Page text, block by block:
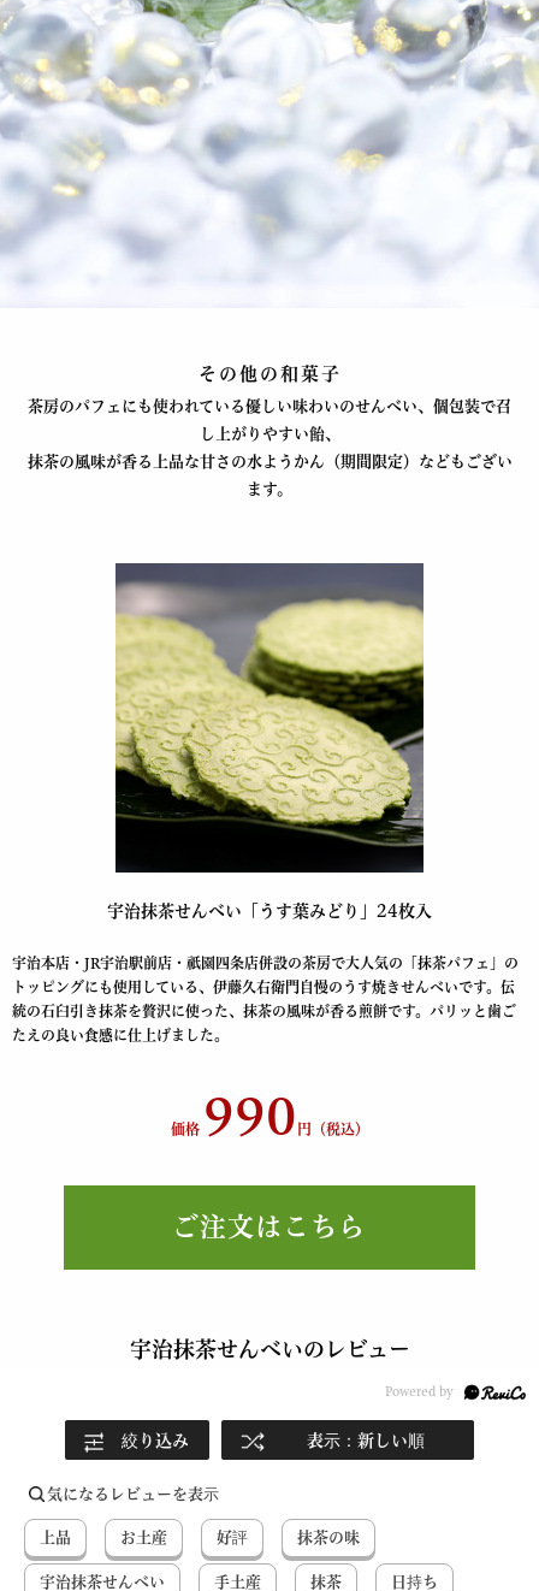
その他の和菓子
茶房のパフェにも使われている優しい味わいのせんべい、個包装で召
し上がりやすい飴、
抹茶の風味が香る上品な甘さの水ようかん（期間限定）などもござい
ます。
宇治抹茶せんべい「うす葉みどり」24枚入
宇治本店・JR宇治駅前店・祇園四条店併設の茶房で大人気の「抹茶パフェ」の
トッピングにも使用している、伊藤久右衛門自慢のうす焼きせんべいです。伝
統の石臼引き抹茶を贅沢に使った、抹茶の風味が香る煎餅です。パリッと歯ご
たえの良い食感に仕上げました。
価格 990 円（税込）
ご注文はこちら
宇治抹茶せんべいのレビュー
絞り込み 表示：新しい順
気になるレビューを表示
上品 お土産 好評 抹茶の味
宇治抹茶せんべい 手土産 抹茶 日持ち